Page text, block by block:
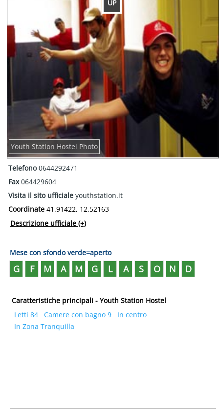
UP
Youth Station Hostel Photo
Telefono0644292471
Fax064429604
Visita il sito ufficiale youthstation.it
Coordinate 41.91422, 12.52163
Descrizione ufficiale (+)
Mese con sfondo verde=aperto
G F M A M G L A S O N D
Caratteristiche principali - Youth Station Hostel
Letti 84
Camere con bagno 9
In centro
In Zona Tranquilla